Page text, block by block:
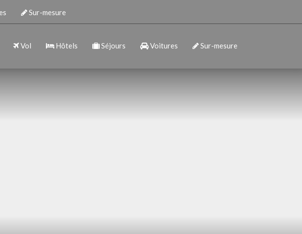
Sur-mesure
Vol Hôtels Séjours Voitures Sur-mesure